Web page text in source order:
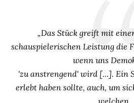
„Das Stück greift mit
schauspielerischen Leistung die
wenn uns
'zu anstrengend' wird [...]. Ein
erlebt haben sollte, auch, um